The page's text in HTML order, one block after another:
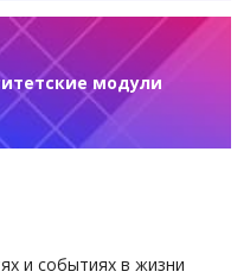
модули
и событиях в жизни